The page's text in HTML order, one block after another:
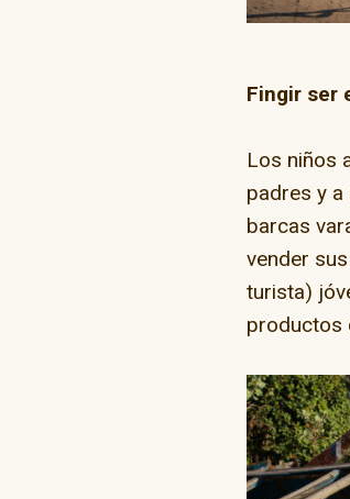
Fingir ser
Los niños
padres y a
barcas
vender
turista)
productos